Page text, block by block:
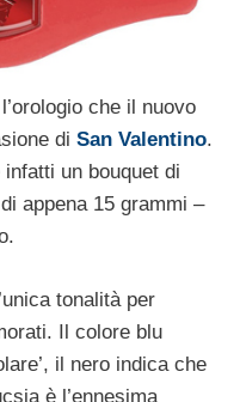
che il nuovo
di San Valentino.
infatti un bouquet di
appena 15 grammi –
tonalità per
Il colore blu
il nero indica che
è l’ennesima